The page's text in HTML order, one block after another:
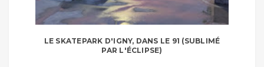
LE SKATEPARK D'IGNY, DANS LE 91 (SUBLIMÉ
PAR L'ÉCLIPSE)